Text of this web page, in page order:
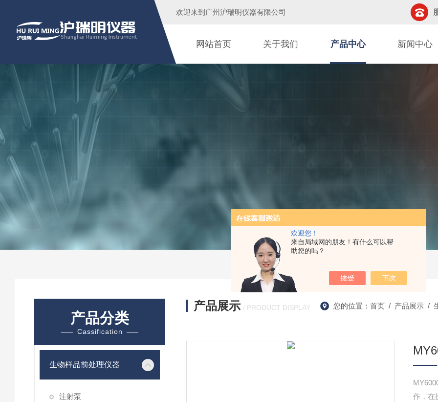
欢迎您！
来自局域网的朋友！有什么可以帮
助您的吗？
欢迎来到广州沪瑞明仪器有限公司
网站首页 关于我们 产品中心 新闻中心
产品分类
Cassification
生物样品前处理仪器
注射泵
产品展示 / PRODUCT DISPLAY 您的位置： 首页/ 产品展示/
作，在